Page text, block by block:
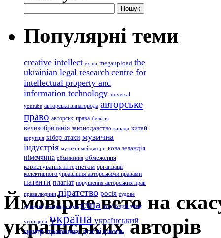
Популярні теми
creative intellect ex.ua megaupload the
ukrainian legal research centre for
intellectual property and
information technology universal
youtube авторська винагорода авторське
право авторські права бельгія
великобританія законодавство канада китай
корупція кібер-атаки музична
індустрія музичні мейджори нова зеландія
німеччина обмеження обмеження
користування інтернетом організації
колективного управління авторськими правами
патенти плагіат порушення авторських прав
права людини піратство росія судове
рішення судовий позов сша торговий знак
угорщина україна український
центр правових досліджень
Ймовірне вето на
українських авторів